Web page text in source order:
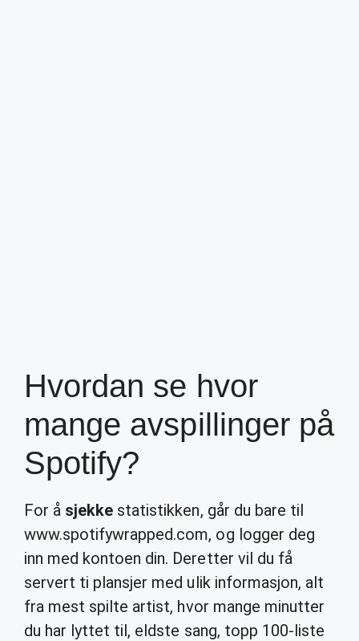
Hvordan se hvor
mange avspillinger på
Spotify?
For å sjekke statistikken, går du bare til
www.spotifywrapped.com, og logger deg
inn med kontoen din. Deretter vil du få
servert ti plansjer med ulik informasjon, alt
fra mest spilte artist, hvor mange minutter
du har lyttet til, eldste sang, topp 100-liste